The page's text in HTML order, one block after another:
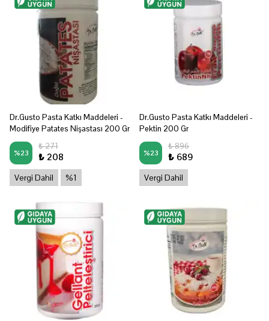
Dr.Gusto Pasta Katkı Maddeleri -
Modifiye Patates Nişastası 200 Gr
%23
₺ 271
₺ 208
Vergi Dahil %1
Dr.Gusto Pasta Katkı Maddeleri -
Pektin 200 Gr
%23
₺ 896
₺ 689
Vergi Dahil